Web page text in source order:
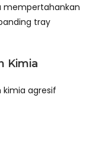
mempertahankan
tray
Kimia
kimia agresif